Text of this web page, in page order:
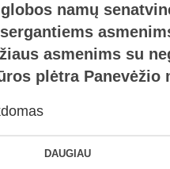
namų
asmenims su
plėtra Panevėžio
DAUGIAU